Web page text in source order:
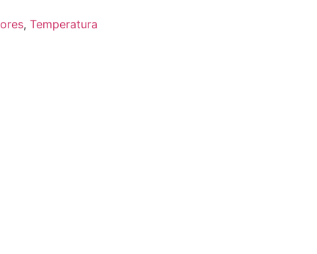
, Temperatura